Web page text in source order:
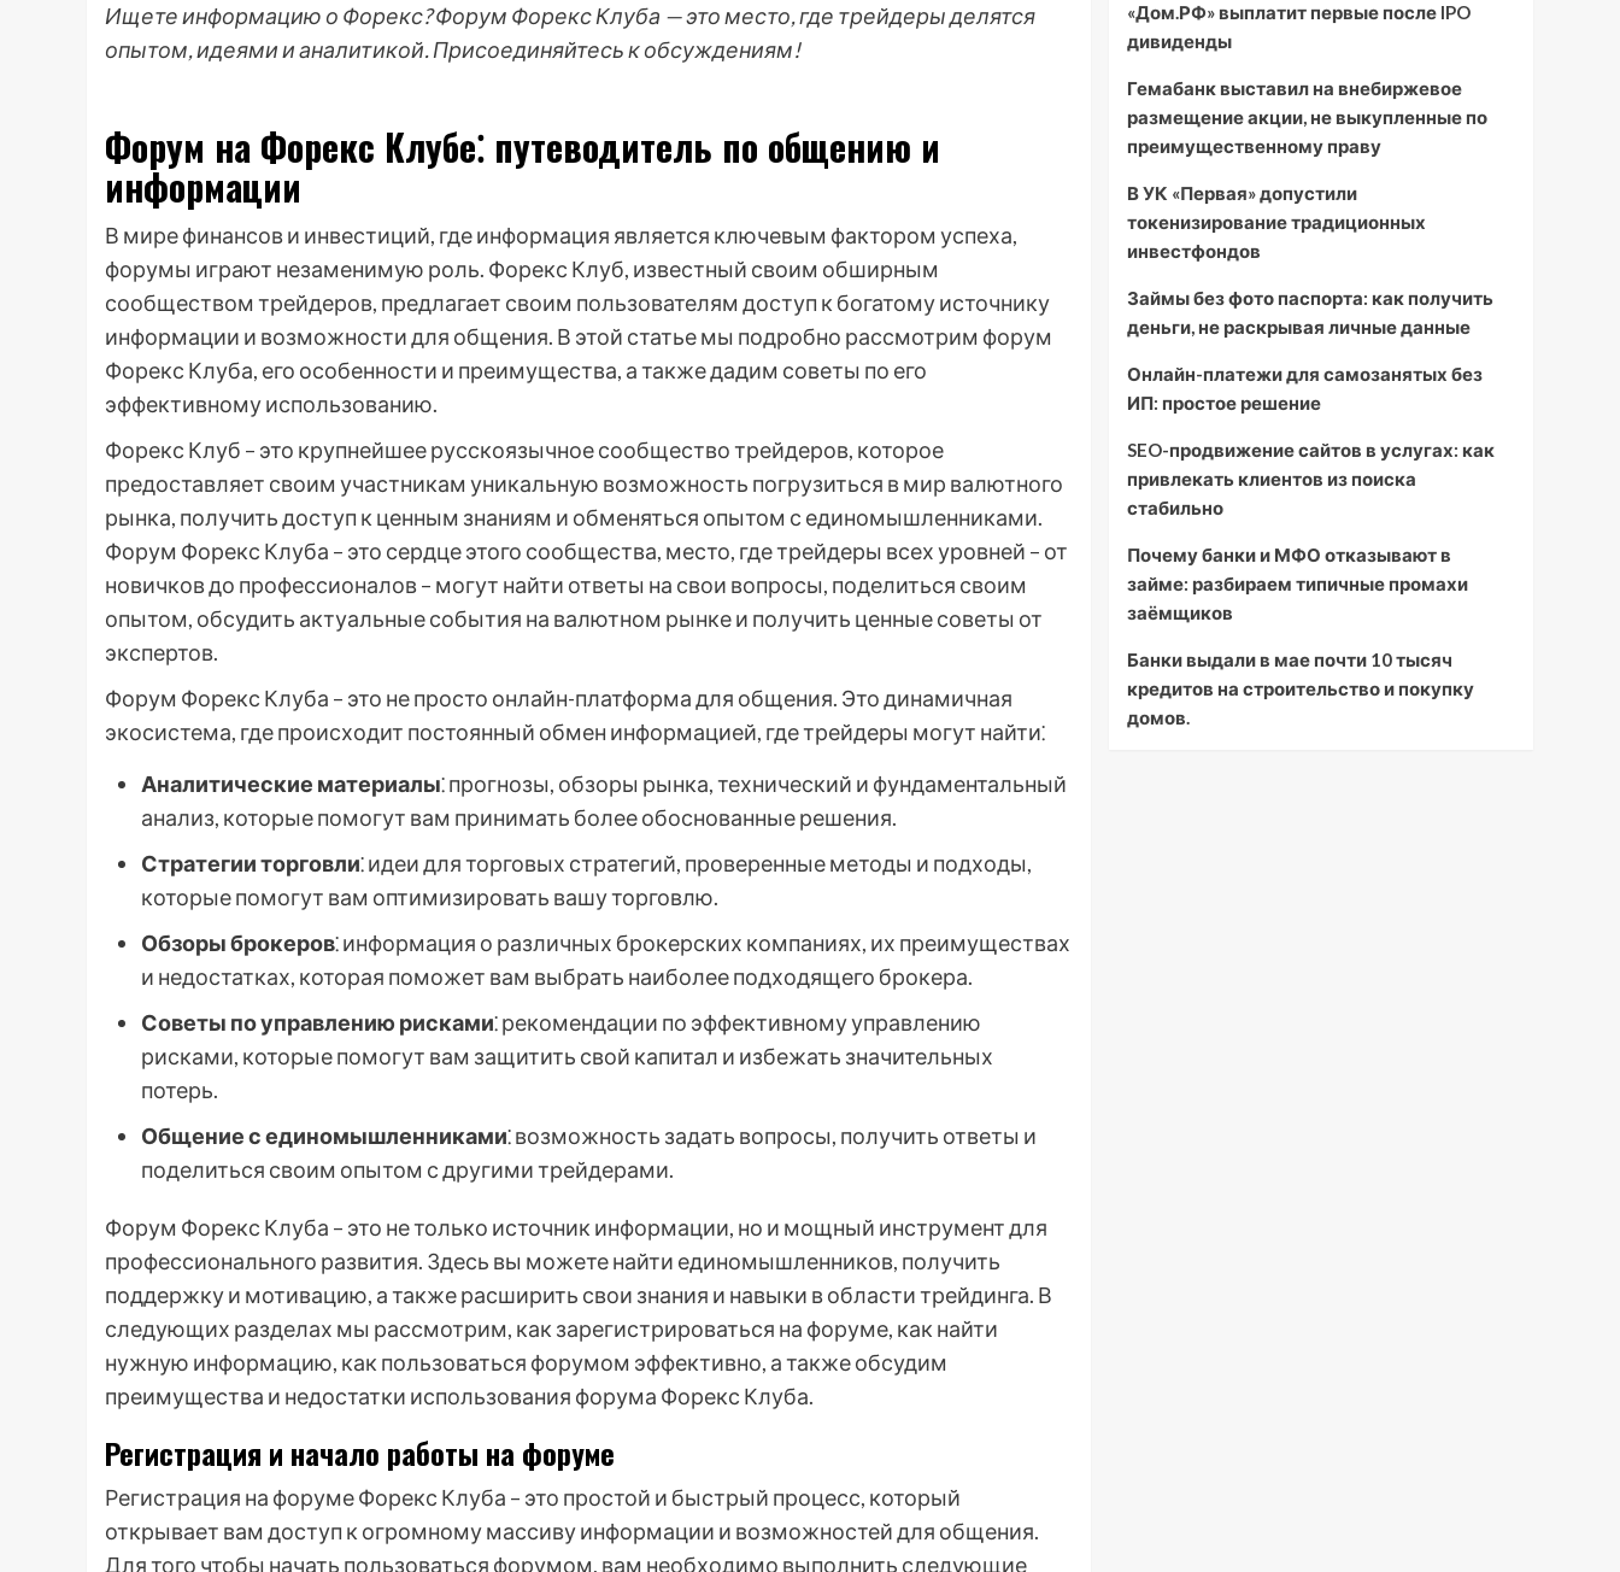
Ищете информацию о Форекс? Форум Форекс Клуба — это место, где трейдеры делятся
опытом, идеями и аналитикой. Присоединяйтесь к обсуждениям!
Форум на Форекс Клубе⁚ путеводитель по общению и
информации
В мире финансов и инвестиций, где информация является ключевым фактором успеха,
форумы играют незаменимую роль. Форекс Клуб, известный своим обширным
сообществом трейдеров, предлагает своим пользователям доступ к богатому источнику
информации и возможности для общения. В этой статье мы подробно рассмотрим форум
Форекс Клуба, его особенности и преимущества, а также дадим советы по его
эффективному использованию.
Форекс Клуб – это крупнейшее русскоязычное сообщество трейдеров, которое
предоставляет своим участникам уникальную возможность погрузиться в мир валютного
рынка, получить доступ к ценным знаниям и обменяться опытом с единомышленниками.
Форум Форекс Клуба – это сердце этого сообщества, место, где трейдеры всех уровней – от
новичков до профессионалов – могут найти ответы на свои вопросы, поделиться своим
опытом, обсудить актуальные события на валютном рынке и получить ценные советы от
экспертов.
Форум Форекс Клуба – это не просто онлайн-платформа для общения. Это динамичная
экосистема, где происходит постоянный обмен информацией, где трейдеры могут найти⁚
Аналитические материалы⁚ прогнозы, обзоры рынка, технический и фундаментальный
анализ, которые помогут вам принимать более обоснованные решения.
Стратегии торговли⁚ идеи для торговых стратегий, проверенные методы и подходы,
которые помогут вам оптимизировать вашу торговлю.
Обзоры брокеров⁚ информация о различных брокерских компаниях, их преимуществах
и недостатках, которая поможет вам выбрать наиболее подходящего брокера.
Советы по управлению рисками⁚ рекомендации по эффективному управлению
рисками, которые помогут вам защитить свой капитал и избежать значительных
потерь.
Общение с единомышленниками⁚ возможность задать вопросы, получить ответы и
поделиться своим опытом с другими трейдерами.
Форум Форекс Клуба – это не только источник информации, но и мощный инструмент для
профессионального развития. Здесь вы можете найти единомышленников, получить
поддержку и мотивацию, а также расширить свои знания и навыки в области трейдинга. В
следующих разделах мы рассмотрим, как зарегистрироваться на форуме, как найти
нужную информацию, как пользоваться форумом эффективно, а также обсудим
преимущества и недостатки использования форума Форекс Клуба.
Регистрация и начало работы на форуме
Регистрация на форуме Форекс Клуба – это простой и быстрый процесс, который
открывает вам доступ к огромному массиву информации и возможностей для общения.
Для того чтобы начать пользоваться форумом, вам необходимо выполнить следующие
«Дом.РФ» выплатит первые после IPO
дивиденды
Гемабанк выставил на внебиржевое
размещение акции, не выкупленные по
преимущественному праву
В УК «Первая» допустили
токенизирование традиционных
инвестфондов
Займы без фото паспорта: как получить
деньги, не раскрывая личные данные
Онлайн-платежи для самозанятых без
ИП: простое решение
SEO-продвижение сайтов в услугах: как
привлекать клиентов из поиска
стабильно
Почему банки и МФО отказывают в
займе: разбираем типичные промахи
заёмщиков
Банки выдали в мае почти 10 тысяч
кредитов на строительство и покупку
домов.